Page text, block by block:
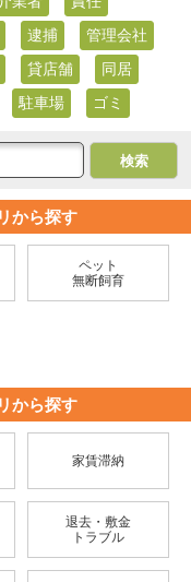
逮捕
管理会社
貸店舗
同居
駐車場 ゴミ
から探す
ペット
無断飼育
から探す
家賃滞納
退去・敷金
トラブル